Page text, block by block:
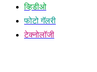
व्हिडीओ
फोटो गॅलरी
टेक्नोलॉजी